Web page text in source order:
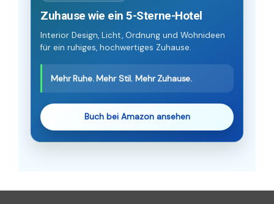
Zuhause wie ein 5-Sterne-Hotel
Interior Design, Licht, Ordnung und Wohnideen
für ein ruhiges, hochwertiges Zuhause.
Mehr Ruhe. Mehr Stil. Mehr Zuhause.
Buch bei Amazon ansehen